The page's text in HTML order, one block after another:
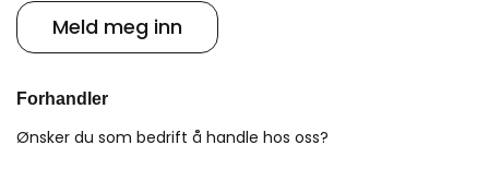
Meld meg inn
Forhandler
Ønsker du som bedrift å handle hos oss?